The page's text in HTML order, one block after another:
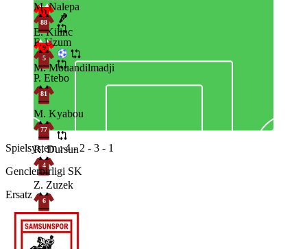
11
E. Kilinc
9
M. Mouandilmadji
M. Nalepa
88
F. Uzum
5
P. Etebo
81
M. Kyabou
77
R. Dursun
4
Z. Zuzek
6
D. Goutas
13
Spielsystem : 4 - 2 - 3 - 1
Genclerbirligi SK
Ersatz